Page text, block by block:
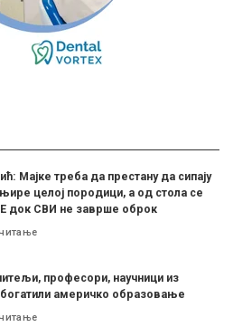
Мајке треба да престану да сипају
целој породици, а од стола се
док СВИ не заврше оброк
професори, научници из
америчко образовање